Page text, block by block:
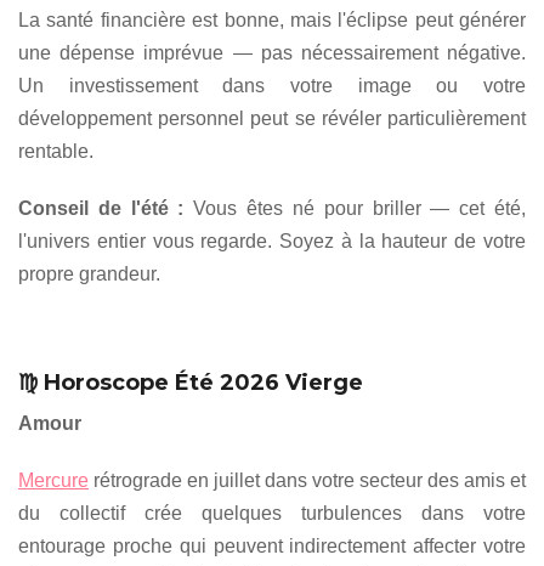
La santé financière est bonne, mais l'éclipse peut générer
une dépense imprévue — pas nécessairement négative.
Un investissement dans votre image ou votre
développement personnel peut se révéler particulièrement
rentable.
Conseil de l'été : Vous êtes né pour briller — cet été,
l'univers entier vous regarde. Soyez à la hauteur de votre
propre grandeur.
♍ Horoscope Été 2026 Vierge
Amour
Mercure rétrograde en juillet dans votre secteur des amis et
du collectif crée quelques turbulences dans votre
entourage proche qui peuvent indirectement affecter votre